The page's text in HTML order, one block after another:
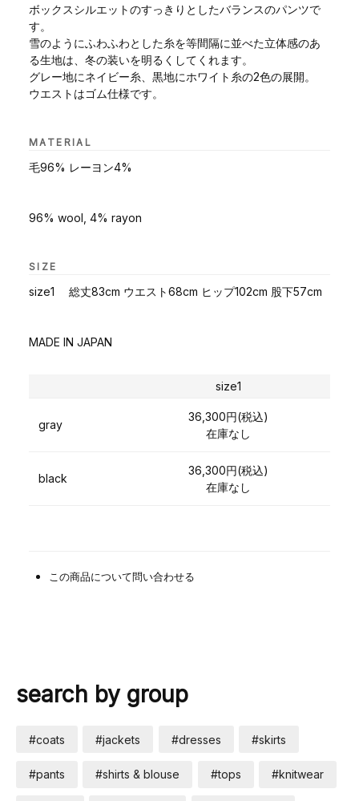
ボックスシルエットのすっきりとしたバランスのパンツで
す。
雪のようにふわふわとした糸を等間隔に並べた立体感のあ
る生地は、冬の装いを明るくしてくれます。
グレー地にネイビー糸、黒地にホワイト糸の2色の展開。
ウエストはゴム仕様です。
MATERIAL
毛96% レーヨン4%
96% wool, 4% rayon
SIZE
size1 総丈83cm ウエスト68cm ヒップ102cm 股下57cm
MADE IN JAPAN
size1
gray
36,300円(税込)
在庫なし
black
36,300円(税込)
在庫なし
この商品について問い合わせる
search by group
#coats #jackets #dresses #skirts
#pants #shirts & blouse #tops #knitwear